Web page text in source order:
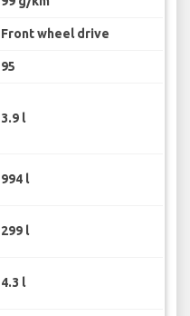
Front wheel drive
95
3.9 l
994 l
299 l
4.3 l